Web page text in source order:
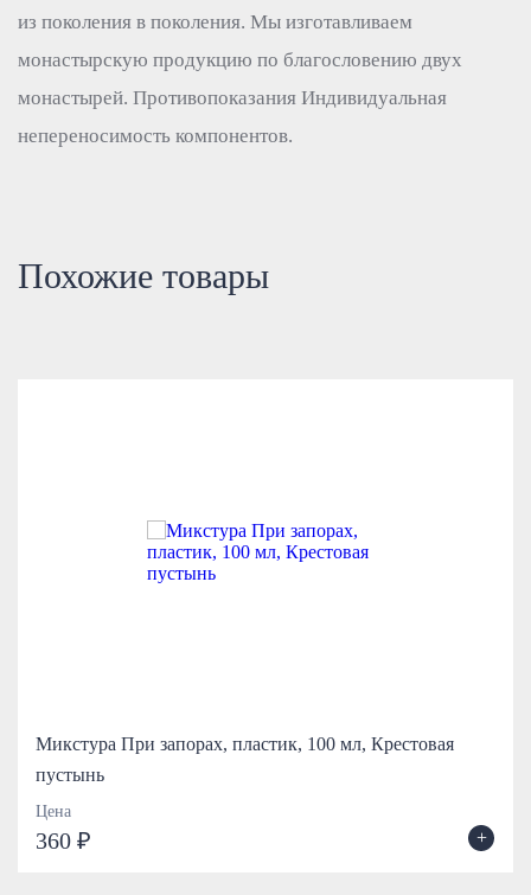
из поколения в поколения. Мы изготавливаем
монастырскую продукцию по благословению двух
монастырей. Противопоказания Индивидуальная
непереносимость компонентов.
Похожие товары
Микстура При запорах, пластик, 100 мл, Крестовая
пустынь
Цена
360 ₽ +